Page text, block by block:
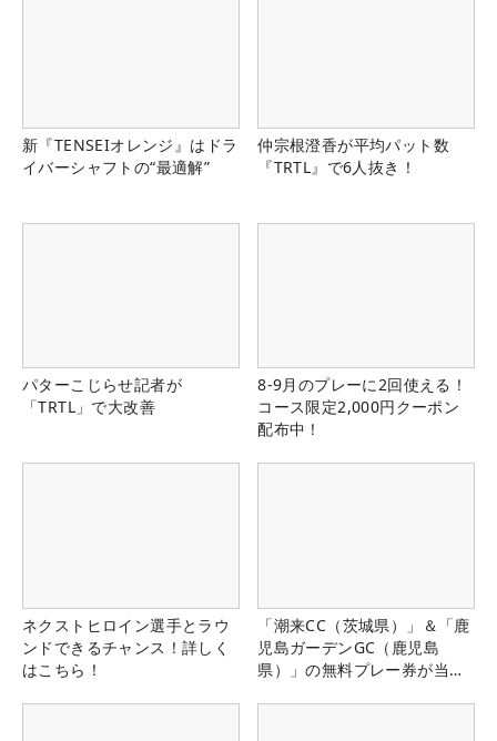
新『TENSEIオレンジ』はドラ
イバーシャフトの“最適解”
仲宗根澄香が平均パット数
『TRTL』で6人抜き！
パターこじらせ記者が
「TRTL」で大改善
8-9月のプレーに2回使える！
コース限定2,000円クーポン
配布中！
ネクストヒロイン選手とラウ
ンドできるチャンス！詳しく
はこちら！
「潮来CC（茨城県）」＆「鹿
児島ガーデンGC（鹿児島
県）」の無料プレー券が当た